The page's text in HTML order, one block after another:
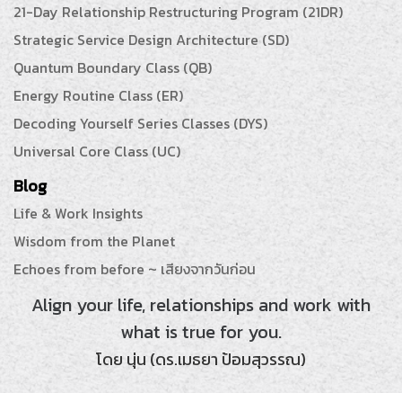
21-Day Relationship Restructuring Program (21DR)
Strategic Service Design Architecture (SD)
Quantum Boundary Class (QB)
Energy Routine Class (ER)
Decoding Yourself Series Classes (DYS)
Universal Core Class (UC)
Blog
Life & Work Insights
Wisdom from the Planet
Echoes from before ~ เสียงจากวันก่อน
Align your life, relationships and work with
what is true for you.
โดย นุ่น (ดร.เมธยา ป้อมสุวรรณ)